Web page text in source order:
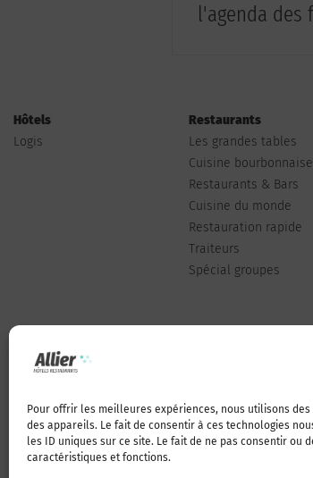
Pour offrir les meilleures expériences, nous utilisons
des appareils. Le fait de consentir à ces technologies
les ID uniques sur ce site. Le fait de ne pas consentir
caractéristiques et fonctions.
l'agenda
Hôtels
Logis
Restaurants
Les grandes tables
Cuisine bourbonnaise
Restaurants & Bars
Cuisine du monde
Restauration rapide
Traiteurs
Spécial groupes
Qui